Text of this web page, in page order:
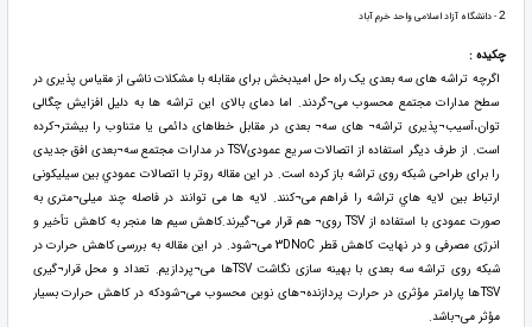
2- دانشگاه آزاد اسلامی واحد خرم آباد
چکیده :
اگرچه تراشه های سه بعدی یک راه حل امیدبخش برای مقابله با مشکلات ناشی از مقیاس پذیری در
سطح مدارات مجتمع محسوب می¬گردند. اما دمای بالای این تراشه ها به دلیل افزایش چگالی
توان،آسیب¬پذیری تراشه¬ های سه¬ بعدی در مقابل خطاهای دائمی یا متناوب را بیشتر¬کرده
است. از طرف دیگر استفاده از اتصالات سریع عمودیTSV در مدارات مجتمع سه¬بعدی افق جدیدی
را برای طراحی شبکه روی تراشه باز کرده است. در این مقاله روتر با اتصالات عمودي بین سیلیکونی
ارتباط بین لایه هاي تراشه را فراهم می¬کنند. لایه ها می توانند در فاصله چند میلی¬متری به
صورت عمودی با استفاده از TSV روی¬ هم قرار می¬گیرند.کاهش سیم ها منجر به کاهش تأخیر و
انرژی مصرفی و در نهایت کاهش قطر 3DNoC می¬شود. در این مقاله به بررسی کاهش حرارت در
شبکه روی تراشه سه بعدی با بهینه سازی نگاشت TSVها می¬پردازیم. تعداد و محل قرار¬گیری
TSVها پارامتر مؤثری در حرارت پردازنده¬های نوین محسوب می¬شودکه در کاهش حرارت بسیار
مؤثر می¬باشد.